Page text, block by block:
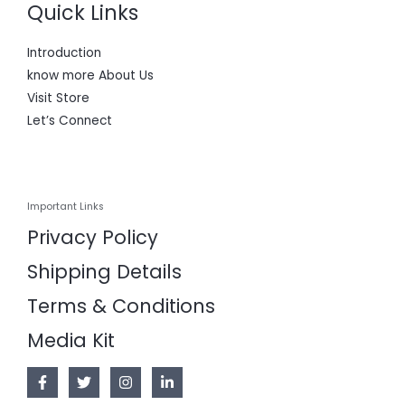
Quick Links
Introduction
know more About Us
Visit Store
Let’s Connect
Important Links
Privacy Policy
Shipping Details
Terms & Conditions
Media Kit